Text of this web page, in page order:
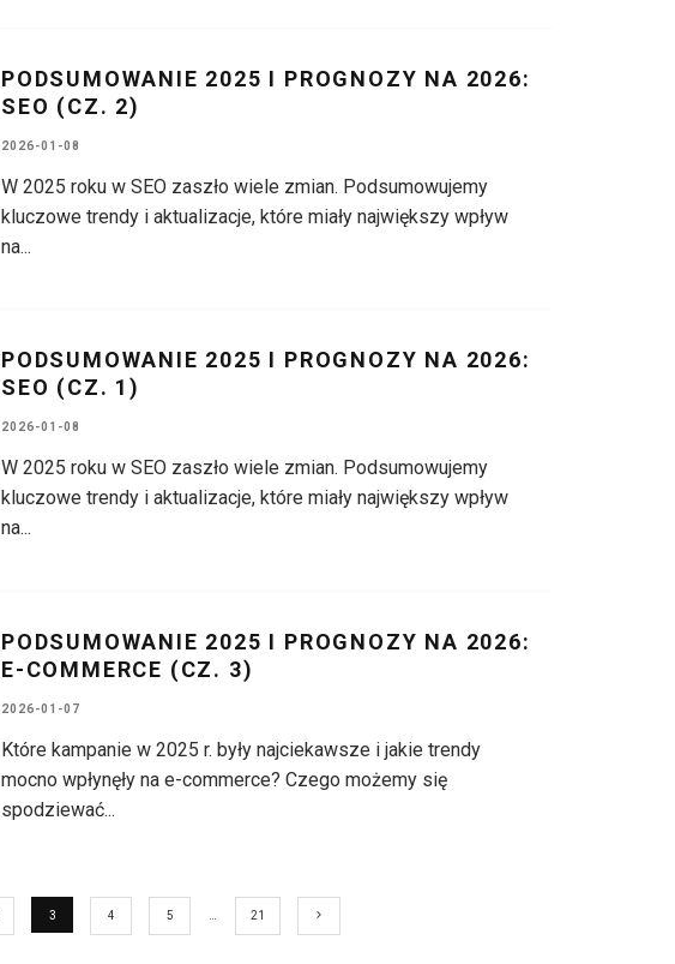
PODSUMOWANIE 2025 I PROGNOZY NA 2026:
SEO (CZ. 2)
2026-01-08
W 2025 roku w SEO zaszło wiele zmian. Podsumowujemy
kluczowe trendy i aktualizacje, które miały największy wpływ
na...
PODSUMOWANIE 2025 I PROGNOZY NA 2026:
SEO (CZ. 1)
2026-01-08
W 2025 roku w SEO zaszło wiele zmian. Podsumowujemy
kluczowe trendy i aktualizacje, które miały największy wpływ
na...
PODSUMOWANIE 2025 I PROGNOZY NA 2026:
E-COMMERCE (CZ. 3)
2026-01-07
Które kampanie w 2025 r. były najciekawsze i jakie trendy
mocno wpłynęły na e-commerce? Czego możemy się
spodziewać...
3 4 5 21